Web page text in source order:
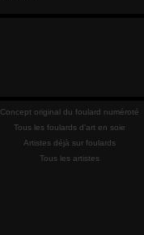
Concept original du foulard numéroté
Tous les foulards d'art en soie
Artistes déjà sur foulards
Tous les artistes